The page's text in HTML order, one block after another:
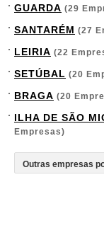
GUARDA (29
SANTARÉM (27
LEIRIA (22
SETÚBAL (20
BRAGA (20
ILHA DE SÃO
Empresas)